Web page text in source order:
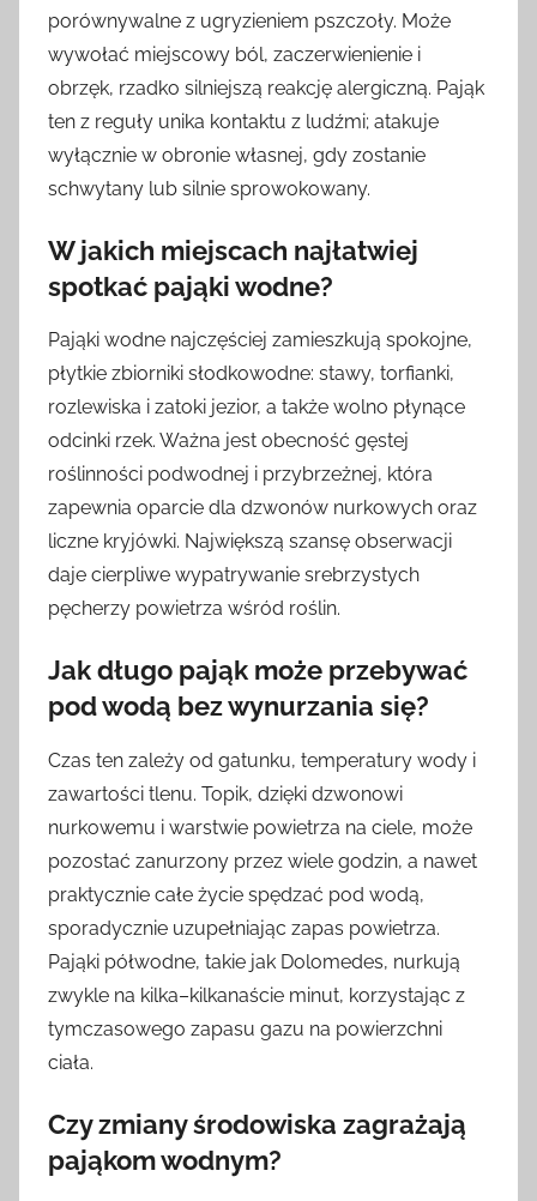
porównywalne z ugryzieniem pszczoły. Może
wywołać miejscowy ból, zaczerwienienie i
obrzęk, rzadko silniejszą reakcję alergiczną. Pająk
ten z reguły unika kontaktu z ludźmi; atakuje
wyłącznie w obronie własnej, gdy zostanie
schwytany lub silnie sprowokowany.
W jakich miejscach najłatwiej
spotkać pająki wodne?
Pająki wodne najczęściej zamieszkują spokojne,
płytkie zbiorniki słodkowodne: stawy, torfianki,
rozlewiska i zatoki jezior, a także wolno płynące
odcinki rzek. Ważna jest obecność gęstej
roślinności podwodnej i przybrzeżnej, która
zapewnia oparcie dla dzwonów nurkowych oraz
liczne kryjówki. Największą szansę obserwacji
daje cierpliwe wypatrywanie srebrzystych
pęcherzy powietrza wśród roślin.
Jak długo pająk może przebywać
pod wodą bez wynurzania się?
Czas ten zależy od gatunku, temperatury wody i
zawartości tlenu. Topik, dzięki dzwonowi
nurkowemu i warstwie powietrza na ciele, może
pozostać zanurzony przez wiele godzin, a nawet
praktycznie całe życie spędzać pod wodą,
sporadycznie uzupełniając zapas powietrza.
Pająki półwodne, takie jak Dolomedes, nurkują
zwykle na kilka–kilkanaście minut, korzystając z
tymczasowego zapasu gazu na powierzchni
ciała.
Czy zmiany środowiska zagrażają
pająkom wodnym?